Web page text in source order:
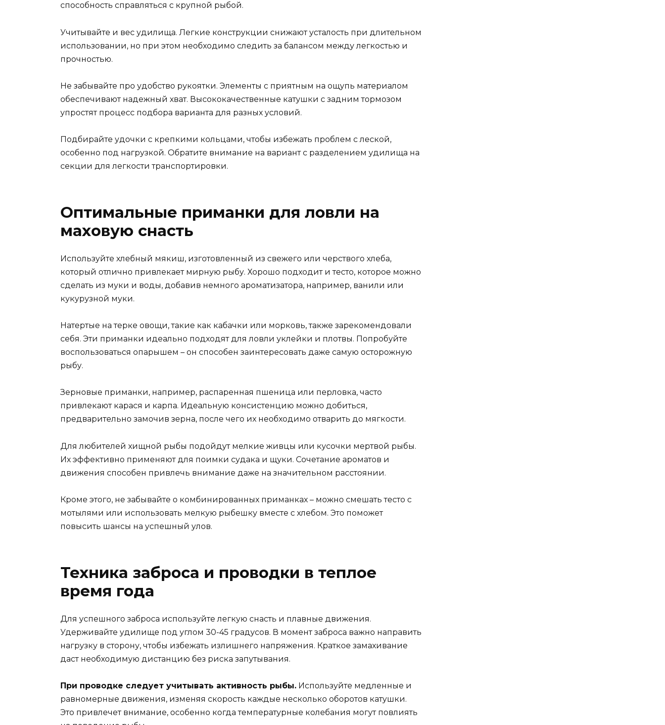
способность справляться с крупной рыбой.
Учитывайте и вес удилища. Легкие конструкции снижают усталость при длительном
использовании, но при этом необходимо следить за балансом между легкостью и
прочностью.
Не забывайте про удобство рукоятки. Элементы с приятным на ощупь материалом
обеспечивают надежный хват. Высококачественные катушки с задним тормозом
упростят процесс подбора варианта для разных условий.
Подбирайте удочки с крепкими кольцами, чтобы избежать проблем с леской,
особенно под нагрузкой. Обратите внимание на вариант с разделением удилища на
секции для легкости транспортировки.
Оптимальные приманки для ловли на
маховую снасть
Используйте хлебный мякиш, изготовленный из свежего или черствого хлеба,
который отлично привлекает мирную рыбу. Хорошо подходит и тесто, которое можно
сделать из муки и воды, добавив немного ароматизатора, например, ванили или
кукурузной муки.
Натертые на терке овощи, такие как кабачки или морковь, также зарекомендовали
себя. Эти приманки идеально подходят для ловли уклейки и плотвы. Попробуйте
воспользоваться опарышем – он способен заинтересовать даже самую осторожную
рыбу.
Зерновые приманки, например, распаренная пшеница или перловка, часто
привлекают карася и карпа. Идеальную консистенцию можно добиться,
предварительно замочив зерна, после чего их необходимо отварить до мягкости.
Для любителей хищной рыбы подойдут мелкие живцы или кусочки мертвой рыбы.
Их эффективно применяют для поимки судака и щуки. Сочетание ароматов и
движения способен привлечь внимание даже на значительном расстоянии.
Кроме этого, не забывайте о комбинированных приманках – можно смешать тесто с
мотылями или использовать мелкую рыбешку вместе с хлебом. Это поможет
повысить шансы на успешный улов.
Техника заброса и проводки в теплое
время года
Для успешного заброса используйте легкую снасть и плавные движения.
Удерживайте удилище под углом 30-45 градусов. В момент заброса важно направить
нагрузку в сторону, чтобы избежать излишнего напряжения. Краткое замахивание
даст необходимую дистанцию без риска запутывания.
При проводке следует учитывать активность рыбы. Используйте медленные и
равномерные движения, изменяя скорость каждые несколько оборотов катушки.
Это привлечет внимание, особенно когда температурные колебания могут повлиять